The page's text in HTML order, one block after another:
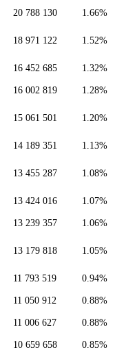
20 788 130 1.66%
18 971 122 1.52%
16 452 685 1.32%
16 002 819 1.28%
15 061 501 1.20%
14 189 351 1.13%
13 455 287 1.08%
13 424 016 1.07%
13 239 357 1.06%
13 179 818 1.05%
11 793 519 0.94%
11 050 912 0.88%
11 006 627 0.88%
10 659 658 0.85%